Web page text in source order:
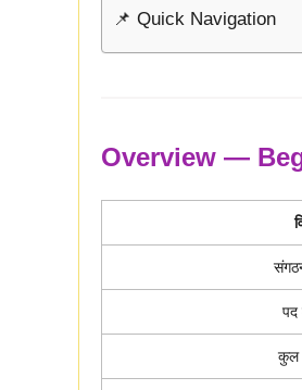
📌 Quick Navigation
Overview —
पद
कुल